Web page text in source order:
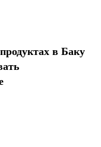
в Баку